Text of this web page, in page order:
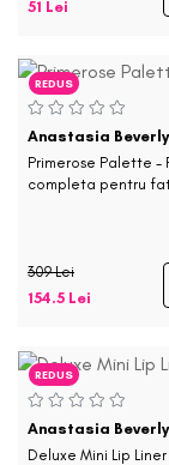
51 Lei
REDUS
Anastasia
Primerose Palette -
completa pentru
309 Lei
154.5 Lei
REDUS
Anastasia
Deluxe Mini Lip